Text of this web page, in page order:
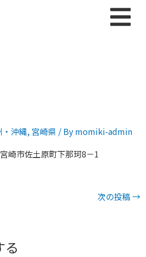
・沖縄, 宮崎県 / By momiki-admin
崎市佐土原町下那珂8－1
次の投稿→
る